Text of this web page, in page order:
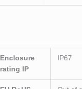
Enclosure
rating IP
IP67